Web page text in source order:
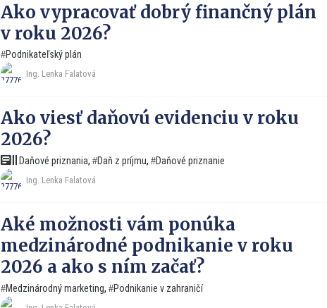
Ako vypracovať dobrý finančný plán
v roku 2026?
Podnikateľský plán
Ing. Lenka Falatová
Ako viesť daňovú evidenciu v roku
2026?
Daňové priznania, Daň z príjmu, Daňové priznanie
Ing. Lenka Falatová
Aké možnosti vám ponúka
medzinárodné podnikanie v roku
2026 a ako s ním začať?
Medzinárodný marketing, Podnikanie v zahraničí